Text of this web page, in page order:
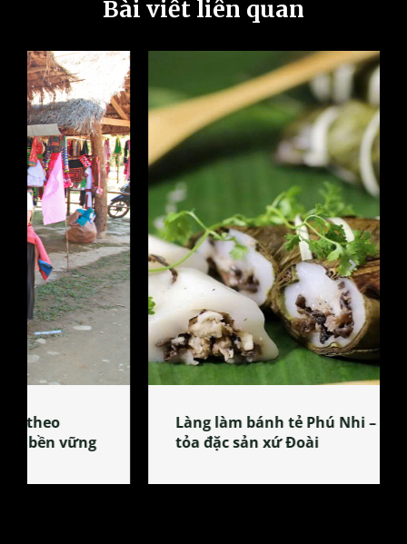
Bài viết liên quan
Làng làm bánh tẻ Phú Nhi – nơi lan
tỏa đặc sản xứ Đoài